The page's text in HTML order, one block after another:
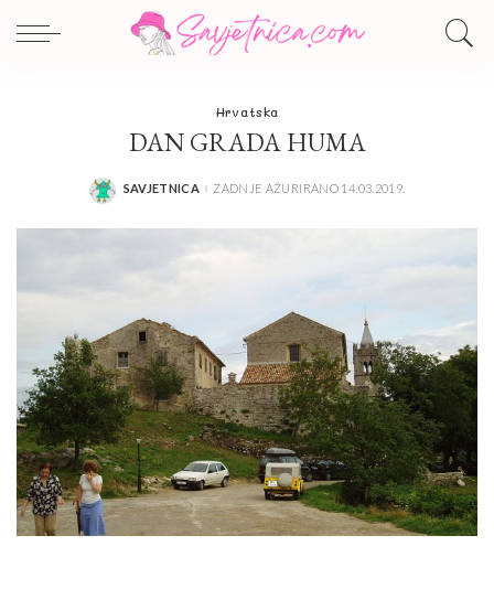
Hrvatska
DAN GRADA HUMA
POSTED
SAVJETNICA ZADNJE AŽURIRANO 14.03.2019.